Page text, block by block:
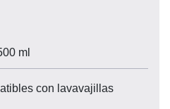
ml
con lavavajillas